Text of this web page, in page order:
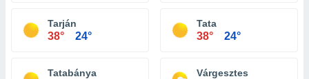
Tarján
38° 24°
Tata
38° 24°
Tatabánya Várgesztes